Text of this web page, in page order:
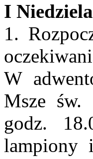
I
1.
W
Msze św.
godz.
lampiony